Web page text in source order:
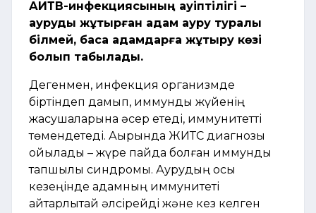
АИТВ-инфекциясының қауіптілігі –
ауруды жұқтырған адам ауру туралы
білмей, басқа адамдарға жұқтыру көзі
болып табылады.
Дегенмен, инфекция организмде
біртіндеп дамып, иммундық жүйенің
жасушаларына әсер етеді, иммунитетті
төмендетеді. Ақырында ЖИТС диагнозы
қойылады – жүре пайда болған иммундық
тапшылық синдромы. Аурудың осы
кезеңінде адамның иммунитеті
айтарлықтай әлсірейді және кез келген